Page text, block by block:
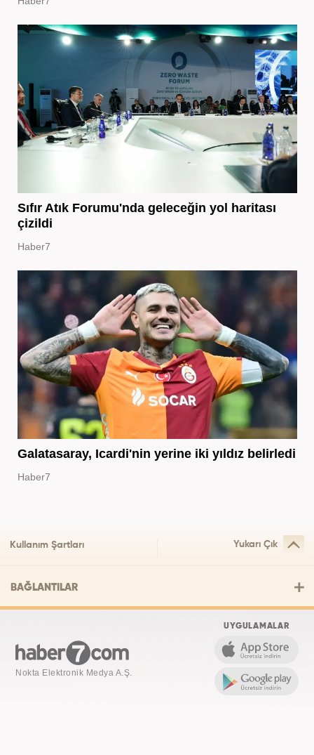
Sıfır Atık Forumu'nda geleceğin yol haritası
çizildi
Haber7
Galatasaray, Icardi'nin yerine iki yıldız belirledi
Haber7
Kullanım Şartları Yukarı Çık
BAĞLANTILAR
Nokta Elektronik Medya A.Ş.
UYGULAMALAR